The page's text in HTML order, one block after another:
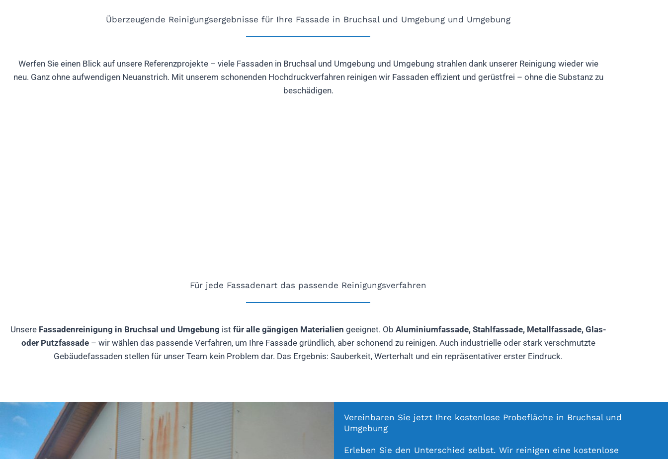
Überzeugende Reinigungsergebnisse für Ihre Fassade in Bruchsal und Umgebung und Umgebung
Werfen Sie einen Blick auf unsere Referenzprojekte – viele Fassaden in Bruchsal und Umgebung und Umgebung strahlen dank unserer Reinigung wieder wie
neu. Ganz ohne aufwendigen Neuanstrich. Mit unserem schonenden Hochdruckverfahren reinigen wir Fassaden effizient und gerüstfrei – ohne die Substanz zu
beschädigen.
Für jede Fassadenart das passende Reinigungsverfahren
Unsere Fassadenreinigung in Bruchsal und Umgebung ist für alle gängigen Materialien geeignet. Ob Aluminiumfassade, Stahlfassade, Metallfassade, Glas-
oder Putzfassade– wir wählen das passende Verfahren, um Ihre Fassade gründlich, aber schonend zu reinigen. Auch industrielle oder stark verschmutzte
Gebäudefassaden stellen für unser Team kein Problem dar. Das Ergebnis: Sauberkeit, Werterhalt und ein repräsentativer erster Eindruck.
Vereinbaren Sie jetzt Ihre kostenlose Probefläche in Bruchsal und
Umgebung
Erleben Sie den Unterschied selbst. Wir reinigen eine kostenlose